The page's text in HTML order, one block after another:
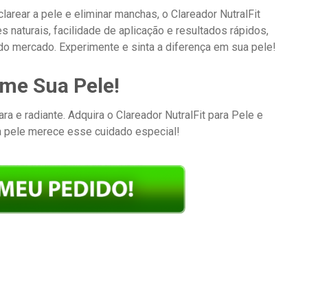
a pele e eliminar manchas, o Clareador NutralFit
naturais, facilidade de aplicação e resultados rápidos,
mercado. Experimente e sinta a diferença em sua pele!
Sua Pele!
e radiante. Adquira o Clareador NutralFit para Pele e
merece esse cuidado especial!